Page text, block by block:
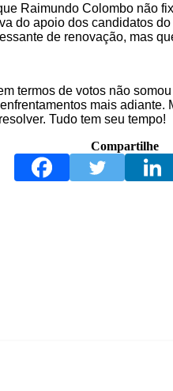
Raimundo Colombo não
do apoio dos candidatos
de renovação, mas
termos de votos não
mais
Tudo tem seu tempo!
Compartilhe